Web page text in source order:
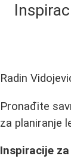
Radin
Pronađite
za planiranje
Inspiracije